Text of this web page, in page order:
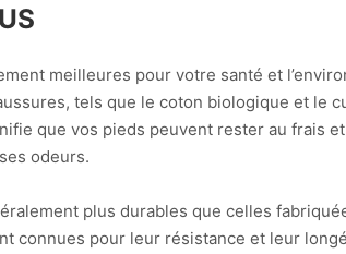
meilleures pour votre santé et
tels que le coton biologique et le
que vos pieds peuvent rester au frais
odeurs.
plus durables que celles
connues pour leur résistance et leur